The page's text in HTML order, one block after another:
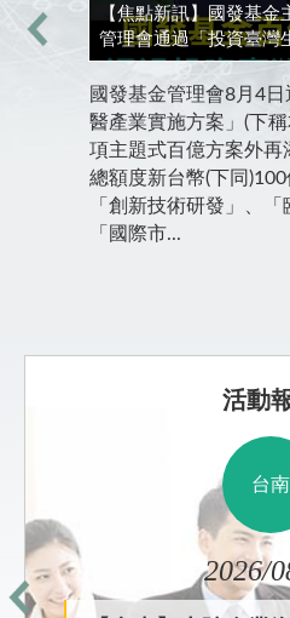
【焦點新訊】國發基金
管理會通過「投資臺灣
國發基金管理會8月4
醫產業實施方案」(下
項主題式百億方案外再
總額度新台幣(下同
「創新技術研發」、
「國際市...
【最新活動】蘇嘉全：
守護國人 持續協助台商
【精選文章】全球無人
灣布局──移地邏輯下
【深度專訪】臺灣第
不放棄的精神
【兩岸經貿講座輯要】
自願減量專案申請與實
【臺商財經法律顧問專
裁法施行後的爭議解決
與挑戰
【投資機會】臺中市巨
資案，至115年9月28
活動
台南
2026/